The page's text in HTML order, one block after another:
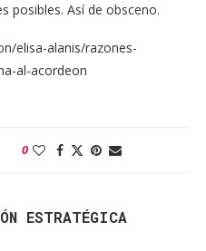
posibles. Así de obsceno.
elisa-alanis/razones-
al-acordeon
0
ESTRATÉGICA